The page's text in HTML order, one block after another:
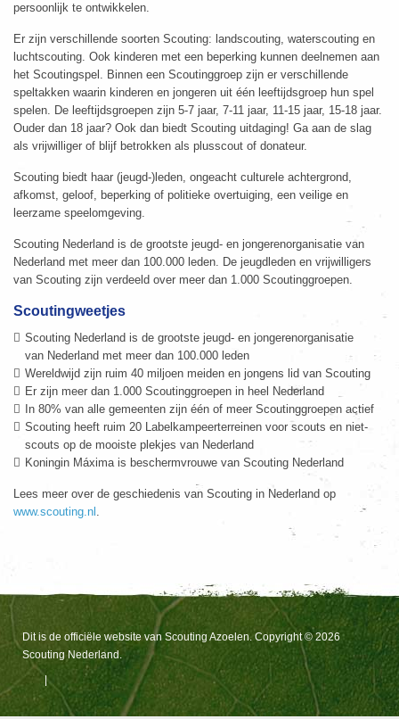
persoonlijk te ontwikkelen.
Er zijn verschillende soorten Scouting: landscouting, waterscouting en
luchtscouting. Ook kinderen met een beperking kunnen deelnemen aan
het Scoutingspel. Binnen een Scoutinggroep zijn er verschillende
speltakken waarin kinderen en jongeren uit één leeftijdsgroep hun spel
spelen. De leeftijdsgroepen zijn 5-7 jaar, 7-11 jaar, 11-15 jaar, 15-18 jaar.
Ouder dan 18 jaar? Ook dan biedt Scouting uitdaging! Ga aan de slag
als vrijwilliger of blijf betrokken als plusscout of donateur.
Scouting biedt haar (jeugd-)leden, ongeacht culturele achtergrond,
afkomst, geloof, beperking of politieke overtuiging, een veilige en
leerzame speelomgeving.
Scouting Nederland is de grootste jeugd- en jongerenorganisatie van
Nederland met meer dan 100.000 leden. De jeugdleden en vrijwilligers
van Scouting zijn verdeeld over meer dan 1.000 Scoutinggroepen.
Scoutingweetjes
Scouting Nederland is de grootste jeugd- en jongerenorganisatie
van Nederland met meer dan 100.000 leden
Wereldwijd zijn ruim 40 miljoen meiden en jongens lid van Scouting
Er zijn meer dan 1.000 Scoutinggroepen in heel Nederland
In 80% van alle gemeenten zijn één of meer Scoutinggroepen actief
Scouting heeft ruim 20 Labelkampeerterreinen voor scouts en niet-
scouts op de mooiste plekjes van Nederland
Koningin Máxima is beschermvrouwe van Scouting Nederland
Lees meer over de geschiedenis van Scouting in Nederland op
www.scouting.nl .
Dit is de officiële website van Scouting Azoelen. Copyright © 2026
Scouting Nederland.